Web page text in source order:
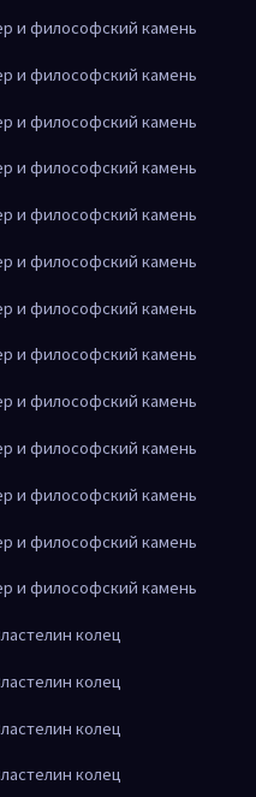
и философский камень
и философский камень
и философский камень
и философский камень
и философский камень
и философский камень
и философский камень
и философский камень
и философский камень
и философский камень
и философский камень
и философский камень
и философский камень
колец
колец
колец
колец